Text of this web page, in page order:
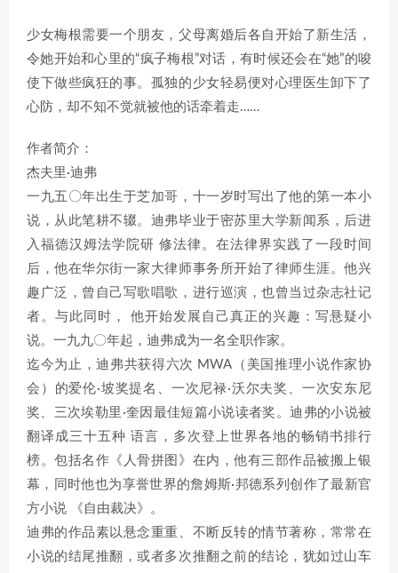
少女梅根需要一个朋友，父母离婚后各自开始了新生活，
令她开始和心里的“疯子梅根”对话，有时候还会在“她”的唆
使下做些疯狂的事。孤独的少女轻易便对心理医生卸下了
心防，却不知不觉就被他的话牵着走……
作者简介：
杰夫里·迪弗
一九五〇年出生于芝加哥，十一岁时写出了他的第一本小
说，从此笔耕不辍。迪弗毕业于密苏里大学新闻系，后进
入福德汉姆法学院研 修法律。在法律界实践了一段时间
后，他在华尔街一家大律师事务所开始了律师生涯。他兴
趣广泛，曾自己写歌唱歌，进行巡演，也曾当过杂志社记
者。与此同时， 他开始发展自己真正的兴趣：写悬疑小
说。一九九〇年起，迪弗成为一名全职作家。
迄今为止，迪弗共获得六次 MWA（美国推理小说作家协
会）的爱伦·坡奖提名、一次尼禄·沃尔夫奖、一次安东尼
奖、三次埃勒里·奎因最佳短篇小说读者奖。迪弗的小说被
翻译成三十五种 语言，多次登上世界各地的畅销书排行
榜。包括名作《人骨拼图》在内，他有三部作品被搬上银
幕，同时他也为享誉世界的詹姆斯·邦德系列创作了最新官
方小说 《自由裁决》。
迪弗的作品素以悬念重重、不断反转的情节著称，常常在
小说的结尾推翻，或者多次推翻之前的结论，犹如过山车